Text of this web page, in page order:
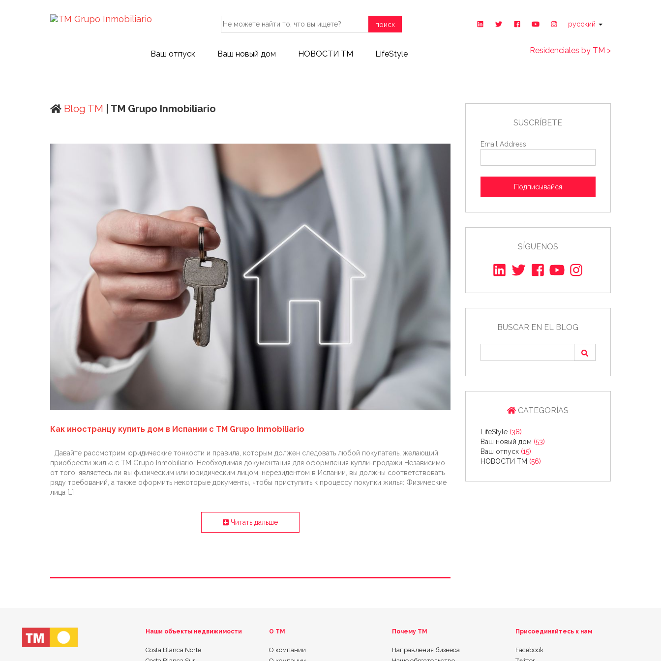
поиск русский
Ваш отпуск Ваш новый дом НОВОСТИ ТМ LifeStyle Residenciales by TM >
Blog TM | TM Grupo Inmobiliario
Как иностранцу купить дом в Испании с ТМ Grupo Inmobiliario
Давайте рассмотрим юридические тонкости и правила, которым должен следовать любой покупатель, желающий
приобрести жилье с ТМ Grupo Inmobiliario. Необходимая документация для оформления купли-продажи Независимо
от того, являетесь ли вы физическим или юридическим лицом, нерезидентом в Испании, вы должны соответствовать
ряду требований, а также оформить некоторые документы, чтобы приступить к процессу покупки жилья: Физические
лица […]
Читать дальше
SUSCRÍBETE
Email Address
Подписывайся
SÍGUENOS
BUSCAR EN EL BLOG
CATEGORÍAS
LifeStyle (38)
Ваш новый дом (53)
Ваш отпуск (15)
НОВОСТИ ТМ (56)
Наши объекты недвижимости
Costa Blanca Norte
О ТМ
О компании
Почему TM
Направления бизнеса
Присоединяйтесь к нам
Facebook